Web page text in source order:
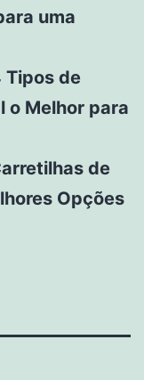
uma
Tipos de
o Melhor para
de
Opções